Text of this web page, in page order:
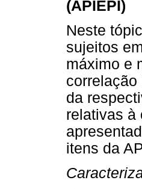
(APIEPI)
Neste
sujeitos
máximo e
da
relativas à
itens da